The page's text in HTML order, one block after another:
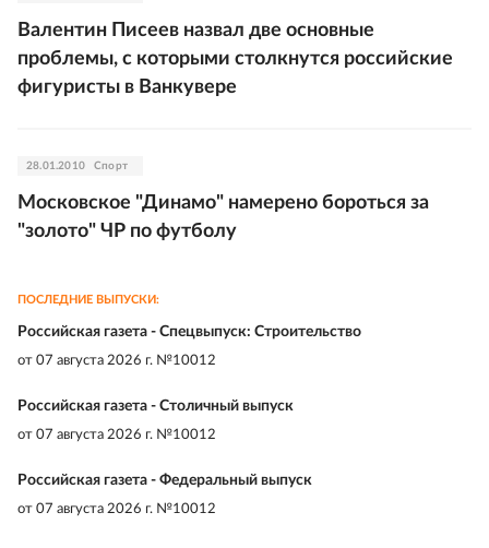
Валентин Писеев назвал две основные
проблемы, с которыми столкнутся российские
фигуристы в Ванкувере
28.01.2010 Спорт
Московское "Динамо" намерено бороться за
"золото" ЧР по футболу
ПОСЛЕДНИЕ ВЫПУСКИ:
Российская газета - Спецвыпуск: Строительство
от 07 августа 2026 г. №10012
Российская газета - Столичный выпуск
от 07 августа 2026 г. №10012
Российская газета - Федеральный выпуск
от 07 августа 2026 г. №10012